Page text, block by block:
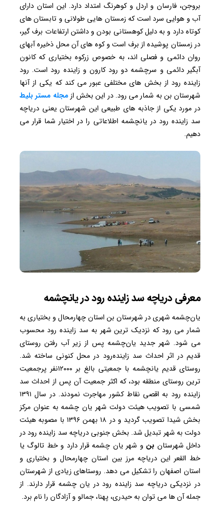
بروجن، فارسان و اردل و کوهرنگ امتداد دارد. این استان دارای
آب و هوایی سرد است که زمستان هایی طولانی و تابستان های
کوتاه دارد و به دلیل کوهستانی بودن و داشتن ارتفاعات برف گیر،
در زمستان پوشیده از برف است و کوه های آن محل ذخیره آبهای
روان دائمی و فصلی اند، به خصوص زرکوه بختیاری که کانون
آبگیر دائمی و سرچشمه دو رود کارون و زاینده رود است. رود
زاینده رود از بخش های مختلفی عبور می کند که یکی از آنها
شهرستان بن به شمار می رود. در این بخش ازمجله مستر بلیط
در مورد یکی از جاذبه های طبیعی این شهرستان یعنی دریاچه
سد زاینده رود در یانچشمه اطلاعاتی را در اختیار شما قرار می
دهیم.
معرفی دریاچه سد زاینده رود در یانچشمه
یان‌چشمه شهری در شهرستان بن استان چهارمحال و بختیاری به
شمار می رود که نزدیک ترین شهر به سد زاینده رود محسوب
می شود. شهر جدید یان‌چشمه پس از زیر آب رفتن روستای
قدیم در اثر احداث سد زاینده‌رود در محل کنونی ساخته شد.
روستای قدیم یانچشمه با جمعیتی بالغ بر ۱۲۰۰۰نفر پرجمعیت
ترین روستای منطقه بود، که اکثر جمعیت آن پس از احداث سد
زاینده رود به اقصی نقاط کشور مهاجرت نمودند. در سال ۱۳۹۱
شمسی با تصویب هیئت دولت شهر یان چشمه به عنوان مرکز
بخش شیدا تصویب گردید و در ۱۸ بهمن ۱۳۹۶ با مصوبه هیئت
دولت به شهر تبدیل شد. بخش جنوبی دریاچه سد زاینده رود در
داخل شهرستان بن و شهر یان چشمه قرار دارد و خط تالوگ یا
خط القعر این دریاچه مرز بین استان چهارمحال و بختیاری و
استان اصفهان را تشکیل می دهد. روستاهای زیادی از شهرستان
در نزدیکی دریاچه سد زاینده رود در یان چشمه قرار دارند. از
جمله آن ها می توان به حیدری، پهنا، جمالو و آزادگان را نام برد.